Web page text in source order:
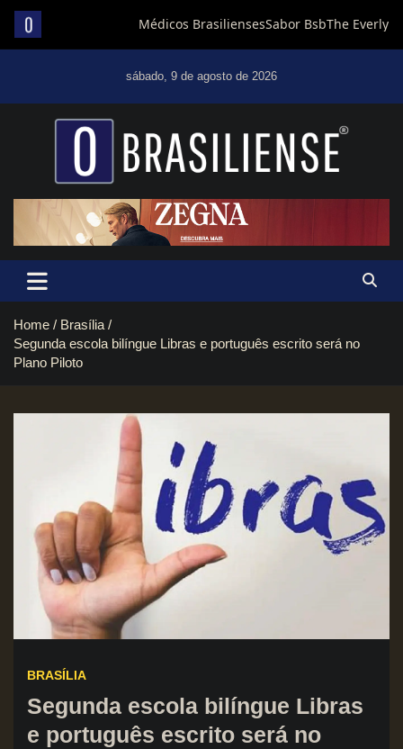
sábado, 9 de agosto de 2026
Um diário de notícias que trabalha por Brasília
Home
Brasília
Segunda escola bilíngue Libras e português escrito será no
Plano Piloto
BRASÍLIA
Segunda escola bilíngue Libras
e português escrito será no